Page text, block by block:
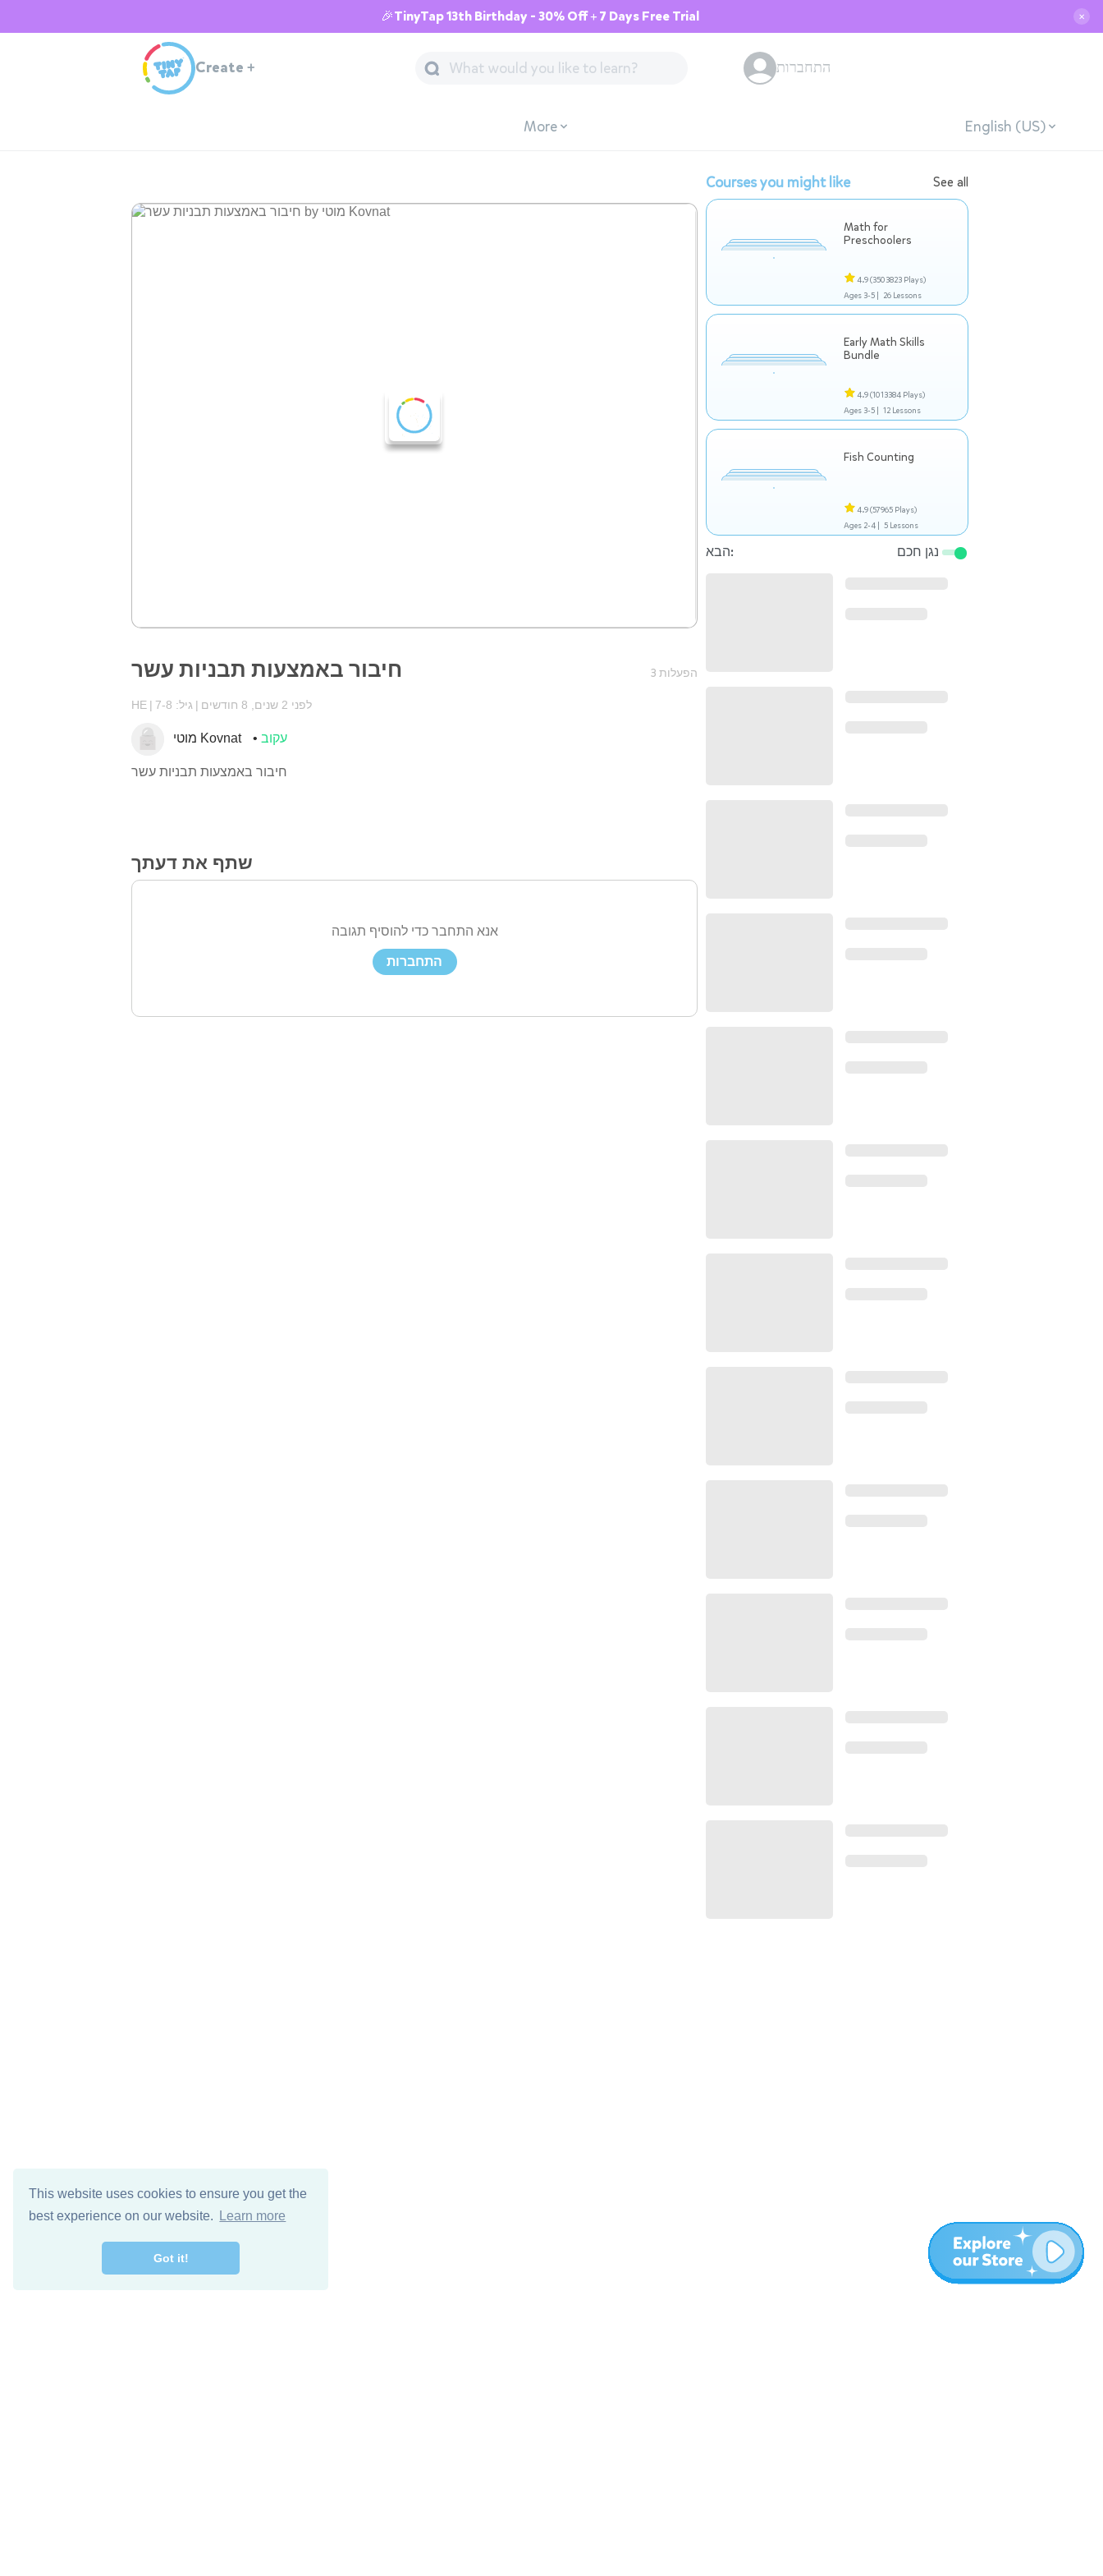
This website uses cookies to ensure you get the
best experience on our website.
Learn more
Got it!
🎉TinyTap 13th Birthday - 30% Off + 7 Days Free Trial ✕
Create + התחברות
More English (US)
חיבור באמצעות תבניות עשר 3 הפעלות
HE גיל: 7-8 לפני 2 שנים, 8 חודשים
מוטי Kovnat עקוב
חיבור באמצעות תבניות עשר
שתף את דעתך
אנא התחבר כדי להוסיף תגובה
התחברות
Courses you might like See all
Math for
Preschoolers
4.9(3503823 Plays)
Ages 3-5 | 26 Lessons
Early Math Skills
Bundle
4.9(1013384 Plays)
Ages 3-5 | 12 Lessons
Fish Counting
4.9(57965 Plays)
Ages 2-4 | 5 Lessons
הבא: